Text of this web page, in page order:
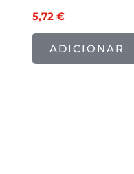
5,72 €
ADICIONAR